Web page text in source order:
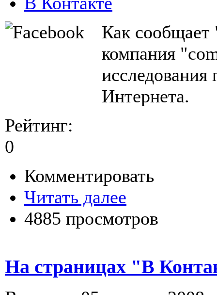
Как сообщает
компания
исследования
Интернета.
Рейтинг:
0
Комментировать
Читать далее
4885 просмотров
На страницах "В